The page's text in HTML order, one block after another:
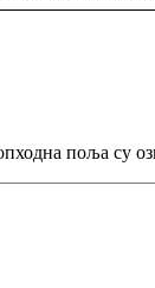
поља су